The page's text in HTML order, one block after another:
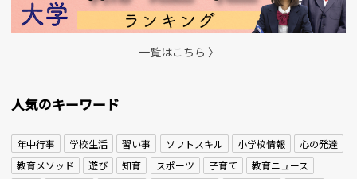
一覧はこちら 〉
人気のキーワード
年中行事 学校生活 習い事 ソフトスキル 小学校情報
心の発達
教育メソッド
遊び 知育 スポーツ 子育て
教育ニュース